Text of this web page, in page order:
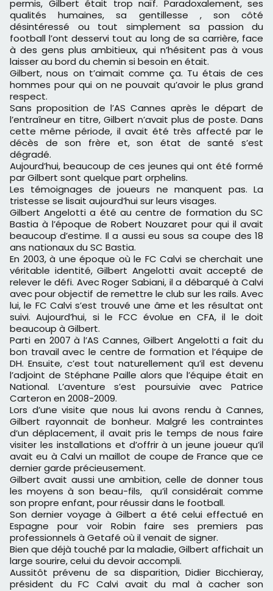
permis, Gilbert était trop naïf. Paradoxalement, ses
qualités humaines, sa gentillesse , son côté
désintéressé ou tout simplement sa passion du
football l’ont desservi tout au long de sa carrière, face
à des gens plus ambitieux, qui n’hésitent pas à vous
laisser au bord du chemin si besoin en était.
Gilbert, nous on t’aimait comme ça. Tu étais de ces
hommes pour qui on ne pouvait qu’avoir le plus grand
respect.
Sans proposition de l’AS Cannes après le départ de
l’entraîneur en titre, Gilbert n’avait plus de poste. Dans
cette même période, il avait été très affecté par le
décès de son frère et, son état de santé s’est
dégradé.
Aujourd’hui, beaucoup de ces jeunes qui ont été formé
par Gilbert sont quelque part orphelins.
Les témoignages de joueurs ne manquent pas. La
tristesse se lisait aujourd’hui sur leurs visages.
Gilbert Angelotti a été au centre de formation du SC
Bastia à l’époque de Robert Nouzaret pour qui il avait
beaucoup d’estime. Il a aussi eu sous sa coupe des 18
ans nationaux du SC Bastia.
En 2003, à une époque où le FC Calvi se cherchait une
véritable identité, Gilbert Angelotti avait accepté de
relever le défi. Avec Roger Sabiani, il a débarqué à Calvi
avec pour objectif de remettre le club sur les rails. Avec
lui, le FC Calvi s’est trouvé une âme et les résultat ont
suivi. Aujourd’hui, si le FCC évolue en CFA, il le doit
beaucoup à Gilbert.
Parti en 2007 à l’AS Cannes, Gilbert Angelotti a fait du
bon travail avec le centre de formation et l’équipe de
DH. Ensuite, c’est tout naturellement qu’il est devenu
l’adjoint de Stéphane Paille alors que l’équipe était en
National. L’aventure s’est poursuivie avec Patrice
Carteron en 2008-2009.
Lors d’une visite que nous lui avons rendu à Cannes,
Gilbert rayonnait de bonheur. Malgré les contraintes
d’un déplacement, il avait pris le temps de nous faire
visiter les installations et d’offrir à un jeune joueur qu’il
avait eu à Calvi un maillot de coupe de France que ce
dernier garde précieusement.
Gilbert avait aussi une ambition, celle de donner tous
les moyens à son beau-fils, qu’il considérait comme
son propre enfant, pour réussir dans le football.
Son dernier voyage à Gilbert a été celui effectué en
Espagne pour voir Robin faire ses premiers pas
professionnels à Getafé où il venait de signer.
Bien que déjà touché par la maladie, Gilbert affichait un
large sourire, celui du devoir accompli.
Aussitôt prévenu de sa disparition, Didier Bicchieray,
président du FC Calvi avait du mal à cacher son